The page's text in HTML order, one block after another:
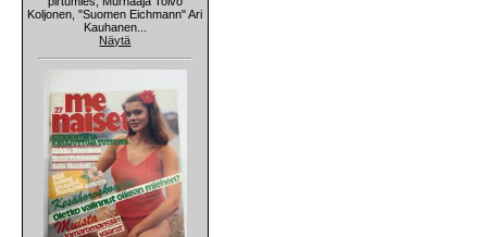
Koljonen, "Suomen Eichmann" Ari
Kauhanen...
Näytä